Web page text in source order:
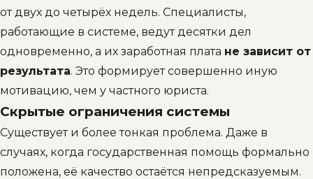
от двух до четырёх недель. Специалисты,
работающие в системе, ведут десятки дел
одновременно, а их заработная плата не зависит от
результата. Это формирует совершенно иную
мотивацию, чем у частного юриста.
Скрытые ограничения системы
Существует и более тонкая проблема. Даже в
случаях, когда государственная помощь формально
положена, её качество остаётся непредсказуемым.